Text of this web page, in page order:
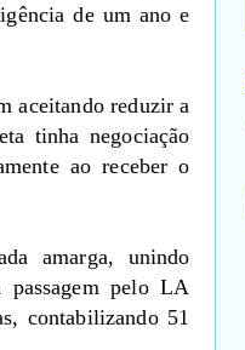
de um ano e
aceitando reduzir a
tinha negociação
ao receber o
amarga, unindo
pelo LA
contabilizando 51